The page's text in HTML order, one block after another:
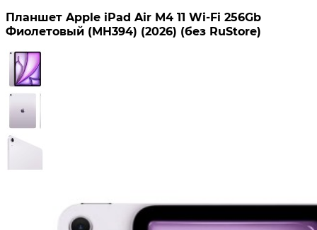
Планшет Apple iPad Air M4 11 Wi-Fi 256Gb
Фиолетовый (MH394) (2026) (без RuStore)